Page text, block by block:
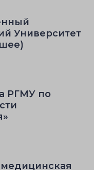
Университет
РГМУ по